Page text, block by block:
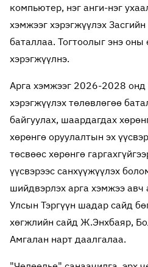
компьютер, нэг анги-нэг
хэмжээг хэрэгжүүлэх
баталлаа. Тогтоолыг энэ оны
хэрэгжүүлнэ.
Арга хэмжээг 2026-2028 онд
хэрэгжүүлэх төлөвлөгөө
байгуулах, шаардагдах
хөрөнгө оруулалтын эх
төсвөөс хөрөнгө
үүсвэрээс санхүүжүүлэх
шийдвэрлэх арга хэмжээ
Улсын Тэргүүн шадар сайд
хөгжлийн сайд Ж.Энхбаяр,
Амгалан нарт даалгалаа.